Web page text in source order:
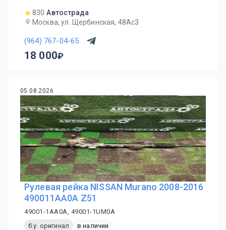
830 Автострада
Москва, ул. Щербинская, 48Ас3
(964) 767-04-65
18 000
05.08.2026
Рулевая рейка NISSAN Murano 2008-2016
490011AA0A Z51
49001-1AA0A, 49001-1UM0A
б.у. оригинал
в наличии